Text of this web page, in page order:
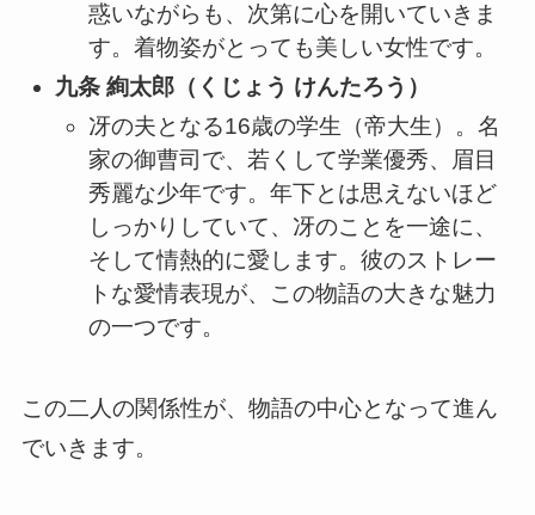
惑いながらも、次第に心を開いていきま
す。着物姿がとっても美しい女性です。
九条 絢太郎（くじょう けんたろう）
冴の夫となる16歳の学生（帝大生）。名
家の御曹司で、若くして学業優秀、眉目
秀麗な少年です。年下とは思えないほど
しっかりしていて、冴のことを一途に、
そして情熱的に愛します。彼のストレー
トな愛情表現が、この物語の大きな魅力
の一つです。
この二人の関係性が、物語の中心となって進ん
でいきます。